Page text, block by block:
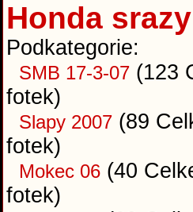
Honda srazy
Podkategorie:
SMB 17-3-07 (123
fotek)
Slapy 2007 (89
fotek)
Mokec 06 (40
fotek)